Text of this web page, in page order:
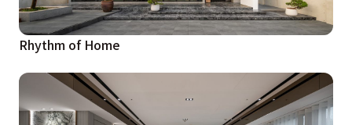
Rhythm of Home